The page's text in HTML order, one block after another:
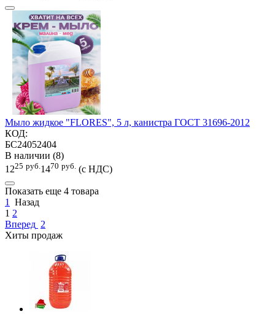
Мыло жидкое "FLORES", 5 л, канистра ГОСТ 31696-2012
КОД:
БС24052404
В наличии (8)
1225 руб.1470 руб. (с НДС)
Показать еще 4 товара
1 Назад
1 2
Вперед 2
Хиты продаж